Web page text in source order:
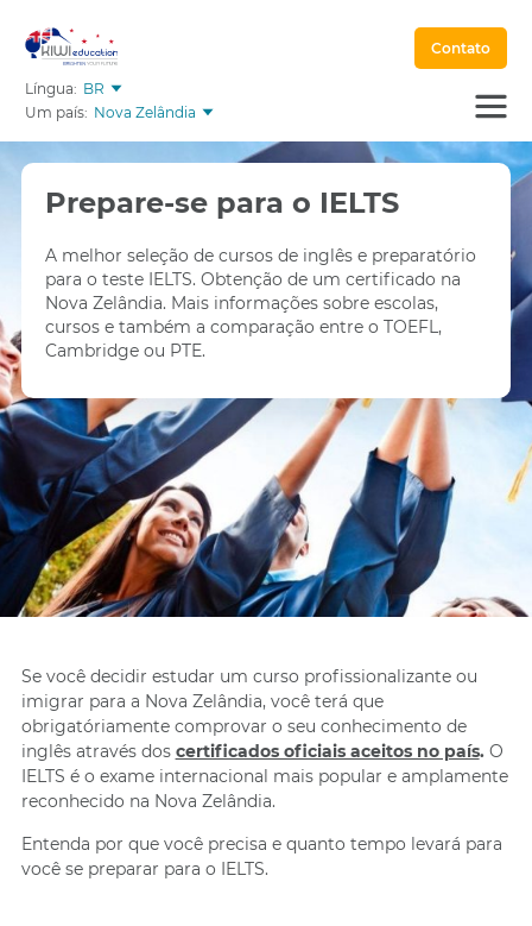
Língua: BR
Um país: Nova Zelândia
Contato
Prepare-se para o IELTS
A melhor seleção de cursos de inglês e preparatório
para o teste IELTS. Obtenção de um certificado na
Nova Zelândia. Mais informações sobre escolas,
cursos e também a comparação entre o TOEFL,
Cambridge ou PTE.
Se você decidir estudar um curso profissionalizante ou
imigrar para a Nova Zelândia, você terá que
obrigatóriamente comprovar o seu conhecimento de
inglês através dos certificados oficiais aceitos no país.O
IELTS é o exame internacional mais popular e amplamente
reconhecido na Nova Zelândia.
Entenda por que você precisa e quanto tempo levará para
você se preparar para o IELTS.